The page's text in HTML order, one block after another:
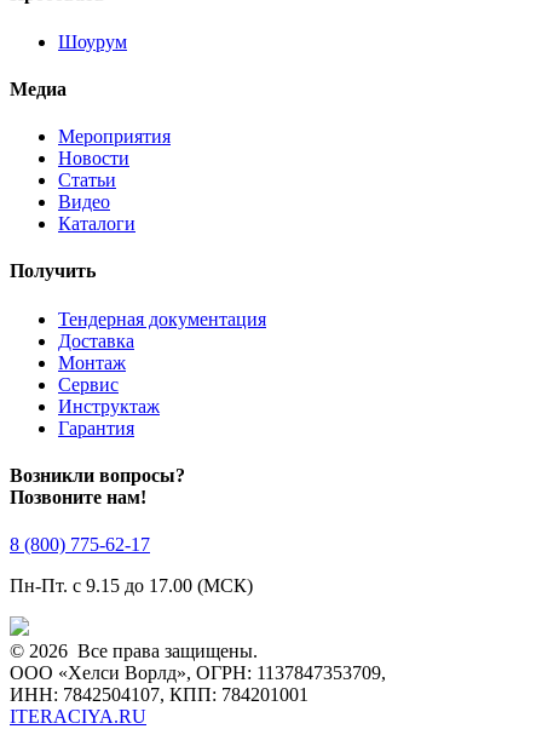
Шоурум
Медиа
Мероприятия
Новости
Статьи
Видео
Каталоги
Получить
Тендерная документация
Доставка
Монтаж
Сервис
Инструктаж
Гарантия
Возникли вопросы?
Позвоните нам!
8 (800) 775-62-17
Пн-Пт. с 9.15 до 17.00 (МСК)
© 2026 Все права защищены.
ООО «Хелси Ворлд», ОГРН: 1137847353709,
ИНН: 7842504107, КПП: 784201001
ITERACIYA.RU